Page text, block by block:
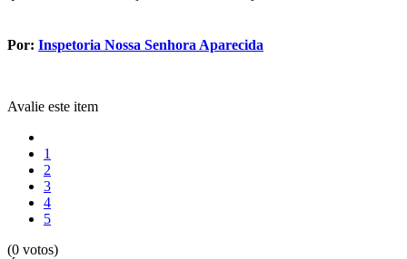
Por: Inspetoria Nossa Senhora Aparecida
Avalie este item
1
2
3
4
5
(0 votos)